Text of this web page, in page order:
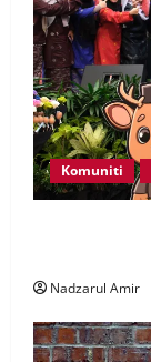
Komuniti
Nadzarul Amir